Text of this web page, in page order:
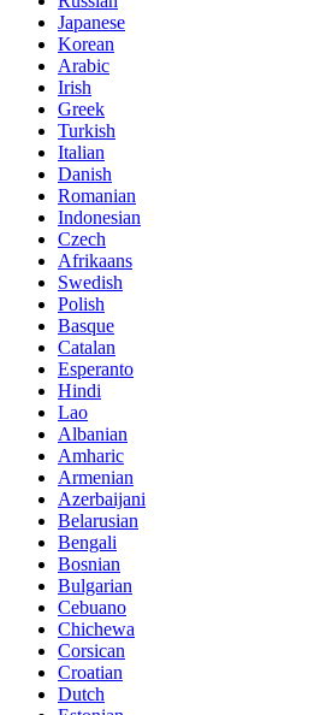
Japanese
Korean
Arabic
Irish
Greek
Turkish
Italian
Danish
Romanian
Indonesian
Czech
Afrikaans
Swedish
Polish
Basque
Catalan
Esperanto
Hindi
Lao
Albanian
Amharic
Armenian
Azerbaijani
Belarusian
Bengali
Bosnian
Bulgarian
Cebuano
Chichewa
Corsican
Croatian
Dutch